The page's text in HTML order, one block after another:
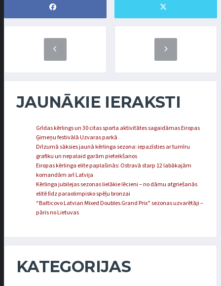
JAUNĀKIE IERAKSTI
Grīdas kērlings un 30 citas sporta aktivitātes sagaidāmas Eiropas
Ģimeņu festivālā Uzvaras parkā
Drīzumā sāksies jaunā kērlinga sezona: iepazīsties ar turnīru
grafiku un nepalaid garām pieteikšanos
Eiropas kērlinga elite paplašinās: Ostravā starp 12 labākajām
komandām arī Latvija
Kērlinga jubilejas sezonas lielākie lēcieni – no dāmu atgriešanās
elitē līdz paraolimpisko spēļu bronzai
“Balticovo Latvian Mixed Doubles Grand Prix” sezonas uzvarētāji –
pāris no Lietuvas
KATEGORIJAS